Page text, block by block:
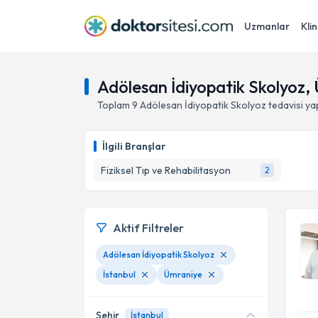
Uzmanlar
Adölesan İdiyopatik Skolyoz,
Toplam 9 Adölesan İdiyopatik Skolyoz tedavisi
İlgili Branşlar
Fiziksel Tıp ve Rehabilitasyon
2
Aktif Filtreler
Adölesan İdiyopatik Skolyoz
İstanbul
Ümraniye
Şehir İstanbul